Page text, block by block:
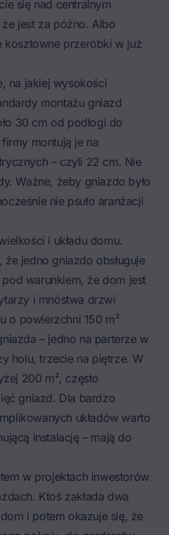
się nad centralnym
jest za późno. Albo
kosztowne przeróbki w już
na jakiej wysokości
montażu gniazd
30 cm od podłogi do
montują je na
– czyli 22 cm. Nie
Ważne, żeby gniazdo było
nie psuło aranżacji
i układu domu.
że jedno gniazdo obsługuje
pod warunkiem, że dom jest
i mnóstwa drzwi
o powierzchni 150 m²
– jedno na parterze w
holu, trzecie na piętrze. W
200 m², często
gniazd. Dla bardzo
układów warto
instalację – mają do
w projektach inwestorów
Ktoś zakłada dwa
i potem okazuje się, że